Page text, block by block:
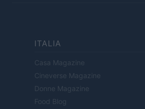
ITALIA
Casa Magazine
Cineverse Magazine
Donne Magazine
Food Blog